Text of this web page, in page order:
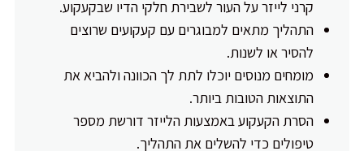
קרני לייזר על העור לשבירת חלקי הדיו שבקעקוע.
התהליך מתאים למבוגרים עם קעקועים שרוצים
להסיר או לשנות.
מומחים מנוסים יוכלו לתת לך הכוונה ולהביא את
התוצאות הטובות ביותר.
הסרת הקעקוע באמצעות הלייזר דורשת מספר
טיפולים כדי להשלים את התהליך.